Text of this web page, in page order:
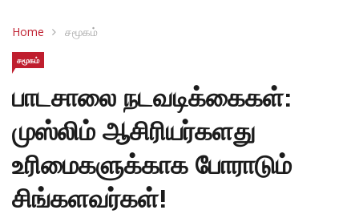
Home சமூகம்
சமூகம்
பாடசாலை நடவடிக்கைகள்:
முஸ்லிம் ஆசிரியர்களது
உரிமைகளுக்காக போராடும்
சிங்களவர்கள்!